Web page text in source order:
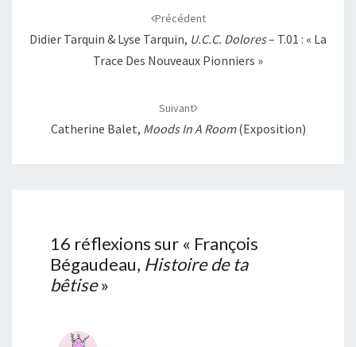
Précédent
Didier Tarquin & Lyse Tarquin, U.C.C. Dolores– T.01 : « La
Trace Des Nouveaux Pionniers »
Suivant
Catherine Balet, Moods In A Room(exposition)
16 réflexions sur « François
Bégaudeau, Histoire de ta
bêtise»